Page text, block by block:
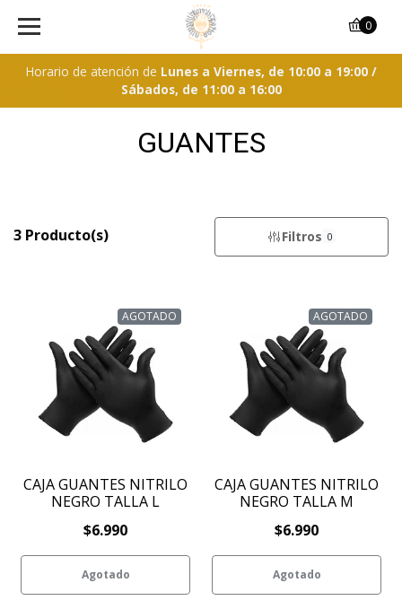
Horario de atención de Lunes a Viernes, de 10:00 a 19:00 /
Sábados, de 11:00 a 16:00
0
GUANTES
3 Producto(s) Filtros 0
AGOTADO
CAJA GUANTES NITRILO
NEGRO TALLA L
$6.990
Agotado
AGOTADO
CAJA GUANTES NITRILO
NEGRO TALLA M
$6.990
Agotado